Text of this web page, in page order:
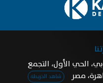
الحي الأول، التجمع
مصر
شاهد الخريطة